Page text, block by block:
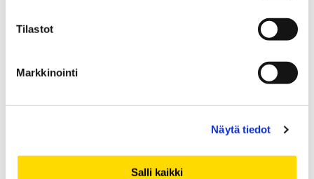
Tilastot
Markkinointi
Näytä tiedot
Salli kaikki
huoltovarmuutemme perusta
foundation for resilience
yhteinen konserni tukee Suomen kasvua ja
Kuuluuhan opiskelijoiden ääni?